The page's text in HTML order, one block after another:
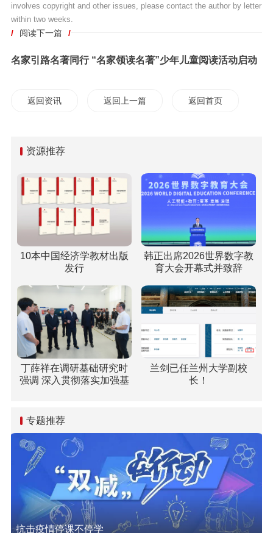
involves copyright and other issues, please contact the author by letter
within two weeks.
/ 阅读下一篇 /
名家引路名著同行 “名家领读名著”少年儿童阅读活动启动
返回资讯 返回上一篇 返回首页
资源推荐
10本中国经济学教材出版
发行
韩正出席2026世界数字教
育大会开幕式并致辞
丁薛祥在调研基础研究时
强调 深入贯彻落实加强基
新能力
兰剑已任兰州大学副校
长！
专题推荐
抗击疫情停课不停学